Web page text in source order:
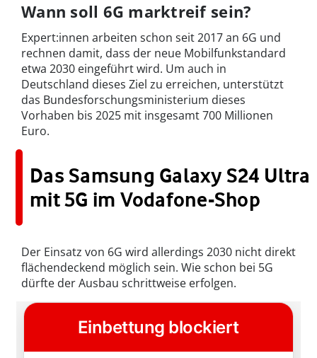
Wann soll 6G marktreif sein?
Expert:innen arbeiten schon seit 2017 an 6G und
rechnen damit, dass der neue Mobilfunkstandard
etwa 2030 eingeführt wird. Um auch in
Deutschland dieses Ziel zu erreichen, unterstützt
das Bundesforschungsministerium dieses
Vorhaben bis 2025 mit insgesamt 700 Millionen
Euro.
Das Samsung Galaxy S24 Ultra
mit 5G im Vodafone-Shop
Der Einsatz von 6G wird allerdings 2030 nicht direkt
flächendeckend möglich sein. Wie schon bei 5G
dürfte der Ausbau schrittweise erfolgen.